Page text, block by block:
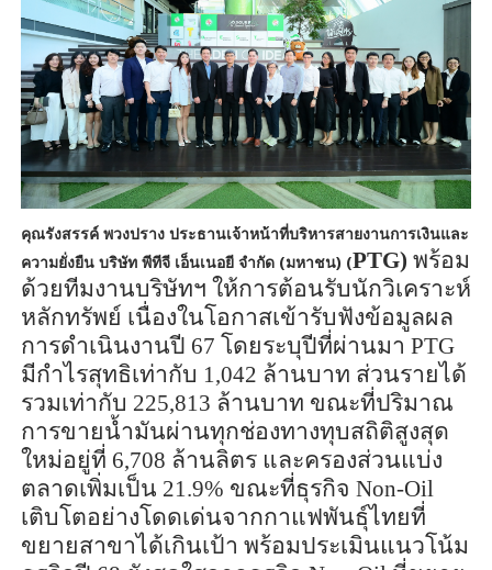
คุณรังสรรค์ พวงปราง ประธานเจ้าหน้าที่บริหารสายงานการเงินและ
ความยั่งยืน บริษัท พีทีจี เอ็นเนอยี จำกัด (มหาชน) (PTG) พร้อม
ด้วยทีมงานบริษัทฯ ให้การต้อนรับนักวิเคราะห์
หลักทรัพย์ เนื่องในโอกาสเข้ารับฟังข้อมูลผล
การดำเนินงานปี 67 โดยระบุปีที่ผ่านมา PTG
มีกำไรสุทธิเท่ากับ 1,042 ล้านบาท ส่วนรายได้
รวมเท่ากับ 225,813 ล้านบาท ขณะที่ปริมาณ
การขายน้ำมันผ่านทุกช่องทางทุบสถิติสูงสุด
ใหม่อยู่ที่ 6,708 ล้านลิตร และครองส่วนแบ่ง
ตลาดเพิ่มเป็น 21.9% ขณะที่ธุรกิจ Non-Oil
เติบโตอย่างโดดเด่นจากกาแฟพันธุ์ไทยที่
ขยายสาขาได้เกินเป้า พร้อมประเมินแนวโน้ม